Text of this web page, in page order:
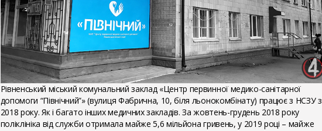
Рівненський міський комунальний заклад «Центр первинної медико-санітарної
допомоги “Північний”» (вулиця Фабрична, 10, біля льонокомбінату) працює з НСЗУ з
2018 року. Як і багато інших медичних закладів. За жовтень-грудень 2018 року
поліклініка від служби отримала майже 5,6 мільйона гривень, у 2019 році – майже